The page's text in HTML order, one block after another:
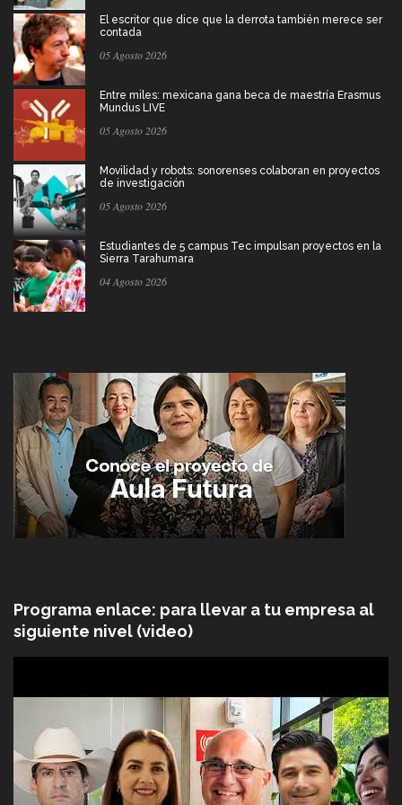
El escritor que dice que la derrota también merece ser
contada
05 Agosto 2026
Entre miles: mexicana gana beca de maestría Erasmus
Mundus LIVE
05 Agosto 2026
Movilidad y robots: sonorenses colaboran en proyectos
de investigación
05 Agosto 2026
Estudiantes de 5 campus Tec impulsan proyectos en la
Sierra Tarahumara
04 Agosto 2026
Programa enlace: para llevar a tu empresa al
siguiente nivel (video)